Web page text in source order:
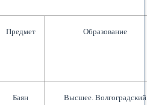
Предмет Образование
Баян
Высшее. Волгоградский